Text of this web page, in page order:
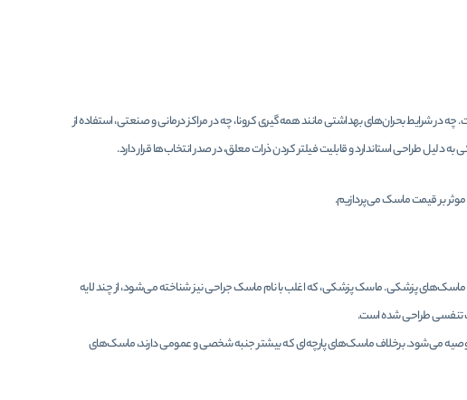
در شرایط بحران‌های بهداشتی مانند همه‌گیری کرونا، چه در مراکز درمانی و صنعتی، استفاده از
طراحی استاندارد و قابلیت فیلتر کردن ذرات معلق، در صدر انتخاب‌ها قرار دارد.
موثر بر قیمت ماسک می‌پردازیم.
پزشکی. ماسک پزشکی، که اغلب با نام ماسک جراحی نیز شناخته می‌شود، از چند لایه
تنفسی طراحی شده است.
توصیه می‌شود. برخلاف ماسک‌های پارچه‌ای که بیشتر جنبه شخصی و عمومی دارند، ماسک‌های